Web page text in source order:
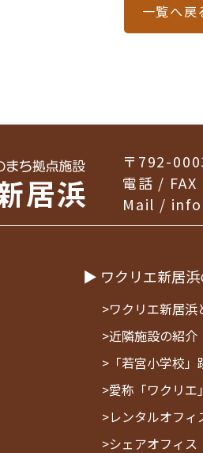
一覧へ
〒792-
電話 / FAX
Mail /
▶ ワクリエ新居浜
>ワクリエ新居浜
>近隣施設の紹介
>「若宮小学校」
>愛称「ワクリエ
>レンタルオフィ
>シェアオフィス